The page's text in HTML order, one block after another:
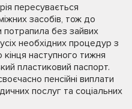
пересувається
засобів, тож до
потрапила без зайвих
необхідних процедур з
наступного тижня
пластиковий паспорт.
пенсійні виплати
послуг та соціальних